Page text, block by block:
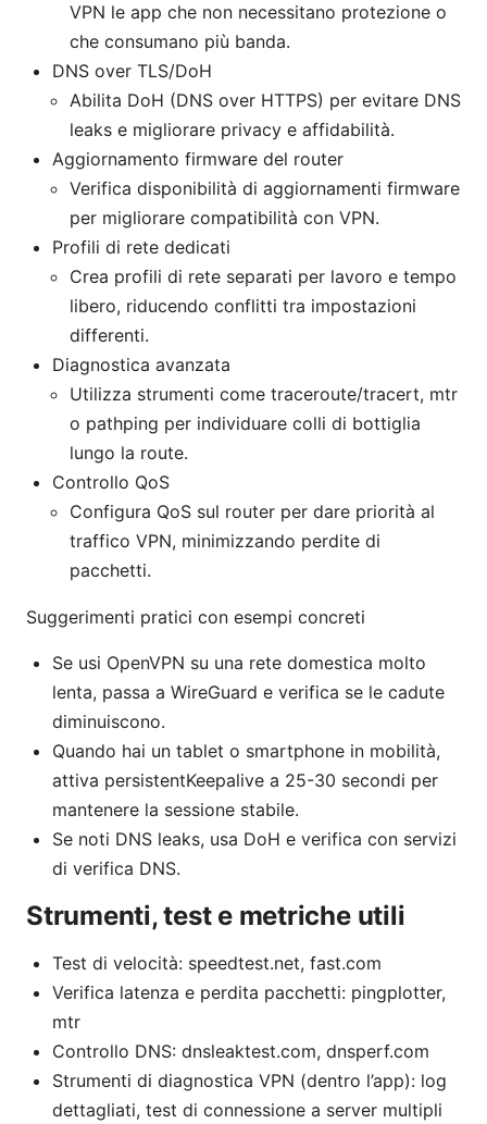
VPN le app che non necessitano protezione o
che consumano più banda.
DNS over TLS/DoH
Abilita DoH (DNS over HTTPS) per evitare DNS
leaks e migliorare privacy e affidabilità.
Aggiornamento firmware del router
Verifica disponibilità di aggiornamenti firmware
per migliorare compatibilità con VPN.
Profili di rete dedicati
Crea profili di rete separati per lavoro e tempo
libero, riducendo conflitti tra impostazioni
differenti.
Diagnostica avanzata
Utilizza strumenti come traceroute/tracert, mtr
o pathping per individuare colli di bottiglia
lungo la route.
Controllo QoS
Configura QoS sul router per dare priorità al
traffico VPN, minimizzando perdite di
pacchetti.
Suggerimenti pratici con esempi concreti
Se usi OpenVPN su una rete domestica molto
lenta, passa a WireGuard e verifica se le cadute
diminuiscono.
Quando hai un tablet o smartphone in mobilità,
attiva persistentKeepalive a 25-30 secondi per
mantenere la sessione stabile.
Se noti DNS leaks, usa DoH e verifica con servizi
di verifica DNS.
Strumenti, test e metriche utili
Test di velocità: speedtest.net, fast.com
Verifica latenza e perdita pacchetti: pingplotter,
mtr
Controllo DNS: dnsleaktest.com, dnsperf.com
Strumenti di diagnostica VPN (dentro l’app): log
dettagliati, test di connessione a server multipli